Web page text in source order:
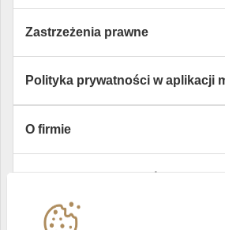
Zastrzeżenia prawne
Polityka prywatności w aplikacji
O firmie
Instytucje współpracujące